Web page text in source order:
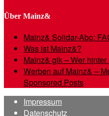
Über Mainz&
Mainz& Solidar-Abo:
Was ist Mainz&?
Mainz& gik – Wer
Werben auf Mainz& –
Sponsored Posts
Impressum
Datenschutz